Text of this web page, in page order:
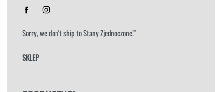
Sorry, we don't ship toStany Zjednoczone!"
SKLEP